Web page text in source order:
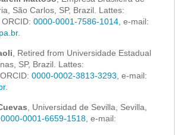
São Carlos, SP, Brazil. Lattes:
, ORCID: 0000-0001-7586-1014 , e-mail:
.
, Retired from Universidade Estadual
SP, Brazil. Lattes:
, ORCID: 0000-0002-3813-3293 , e-mail:
.
, Universidad de Sevilla, Sevilla,
0000-0001-6659-1518 , e-mail: